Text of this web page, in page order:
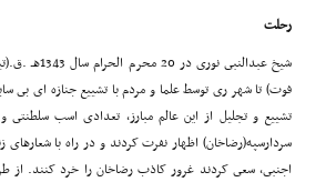
رحلت
فوت) تا شهر رى توسط علما و مردم با تشییع جنازه اى بى
تشییع و تجلیل از این عالم مبارز، تعدادى اسب
سردارسپه(رضاخان) اظهار نفرت کردند و در راه با شعارهاى